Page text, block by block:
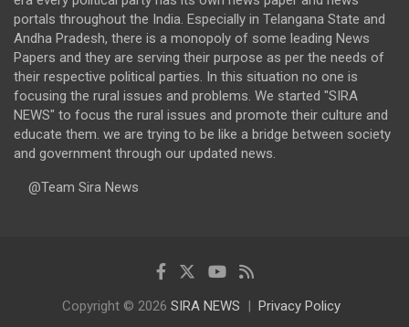
portals throughout the India. Especially in Telangana State and
Andha Pradesh, there is a monopoly of some leading News
Papers and they are serving their purpose as per the needs of
their respective political parties. In this situation no one is
focusing the rural issues and problems. We started "SIRA
NEWS" to focus the rural issues and promote their culture and
educate them. we are trying to be like a bridge between society
and government through our updated news.
@Team Sira News
Copyright © 2026 SIRA NEWS Privacy Policy